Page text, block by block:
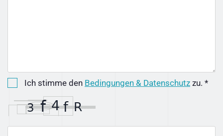
Ich stimme den Bedingungen & Datenschutz zu. *